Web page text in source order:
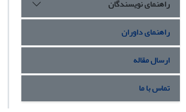
راهنمای نویسندگان
راهنمای داوران
ارسال مقاله
تماس با ما